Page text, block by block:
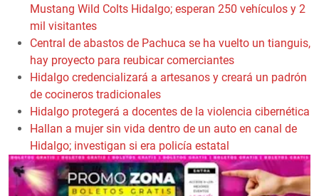
Mustang Wild Colts Hidalgo; esperan 250 vehículos y 2
mil visitantes
Central de abastos de Pachuca se ha vuelto un tianguis,
hay proyecto para reubicar comerciantes
Hidalgo credencializará a artesanos y creará un padrón
de cocineros tradicionales
Hidalgo protegerá a docentes de la violencia cibernética
Hallan a mujer sin vida dentro de un auto en canal de
Hidalgo; investigan si era policía estatal